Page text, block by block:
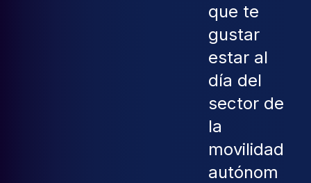
que te
gustar
estar al
día del
sector de
la
movilidad
autónom